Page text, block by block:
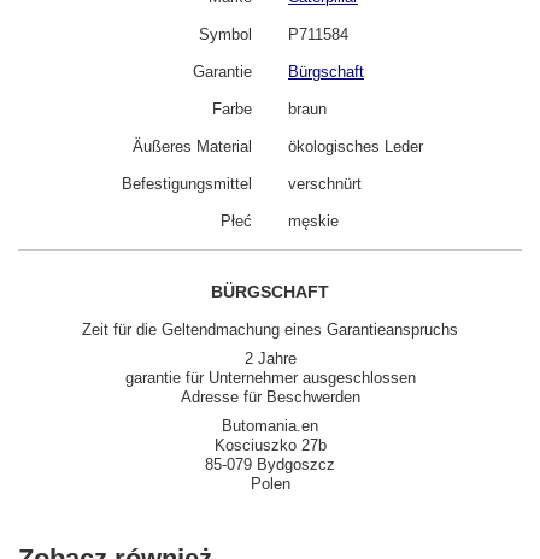
Symbol P711584
Garantie Bürgschaft
Farbe braun
Äußeres Material ökologisches Leder
Befestigungsmittel verschnürt
Płeć męskie
BÜRGSCHAFT
Zeit für die Geltendmachung eines Garantieanspruchs
2 Jahre
garantie für Unternehmer ausgeschlossen
Adresse für Beschwerden
Butomania.en
Kosciuszko 27b
85-079 Bydgoszcz
Polen